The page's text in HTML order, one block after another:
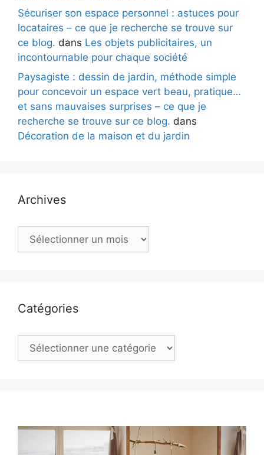
Sécuriser son espace personnel : astuces pour
locataires – ce que je recherche se trouve sur
ce blog. dans Les objets publicitaires, un
incontournable pour chaque société
Paysagiste : dessin de jardin, méthode simple
pour concevoir un espace vert beau, pratique…
et sans mauvaises surprises – ce que je
recherche se trouve sur ce blog. dans
Décoration de la maison et du jardin
Archives
Archives
Catégories
Catégories